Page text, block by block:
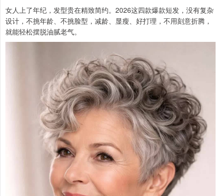
女人上了年纪，发型贵在精致简约。2026这四款爆款短发，没有复杂
设计，不挑年龄、不挑脸型，减龄、显瘦、好打理，不用刻意折腾，
就能轻松摆脱油腻老气。